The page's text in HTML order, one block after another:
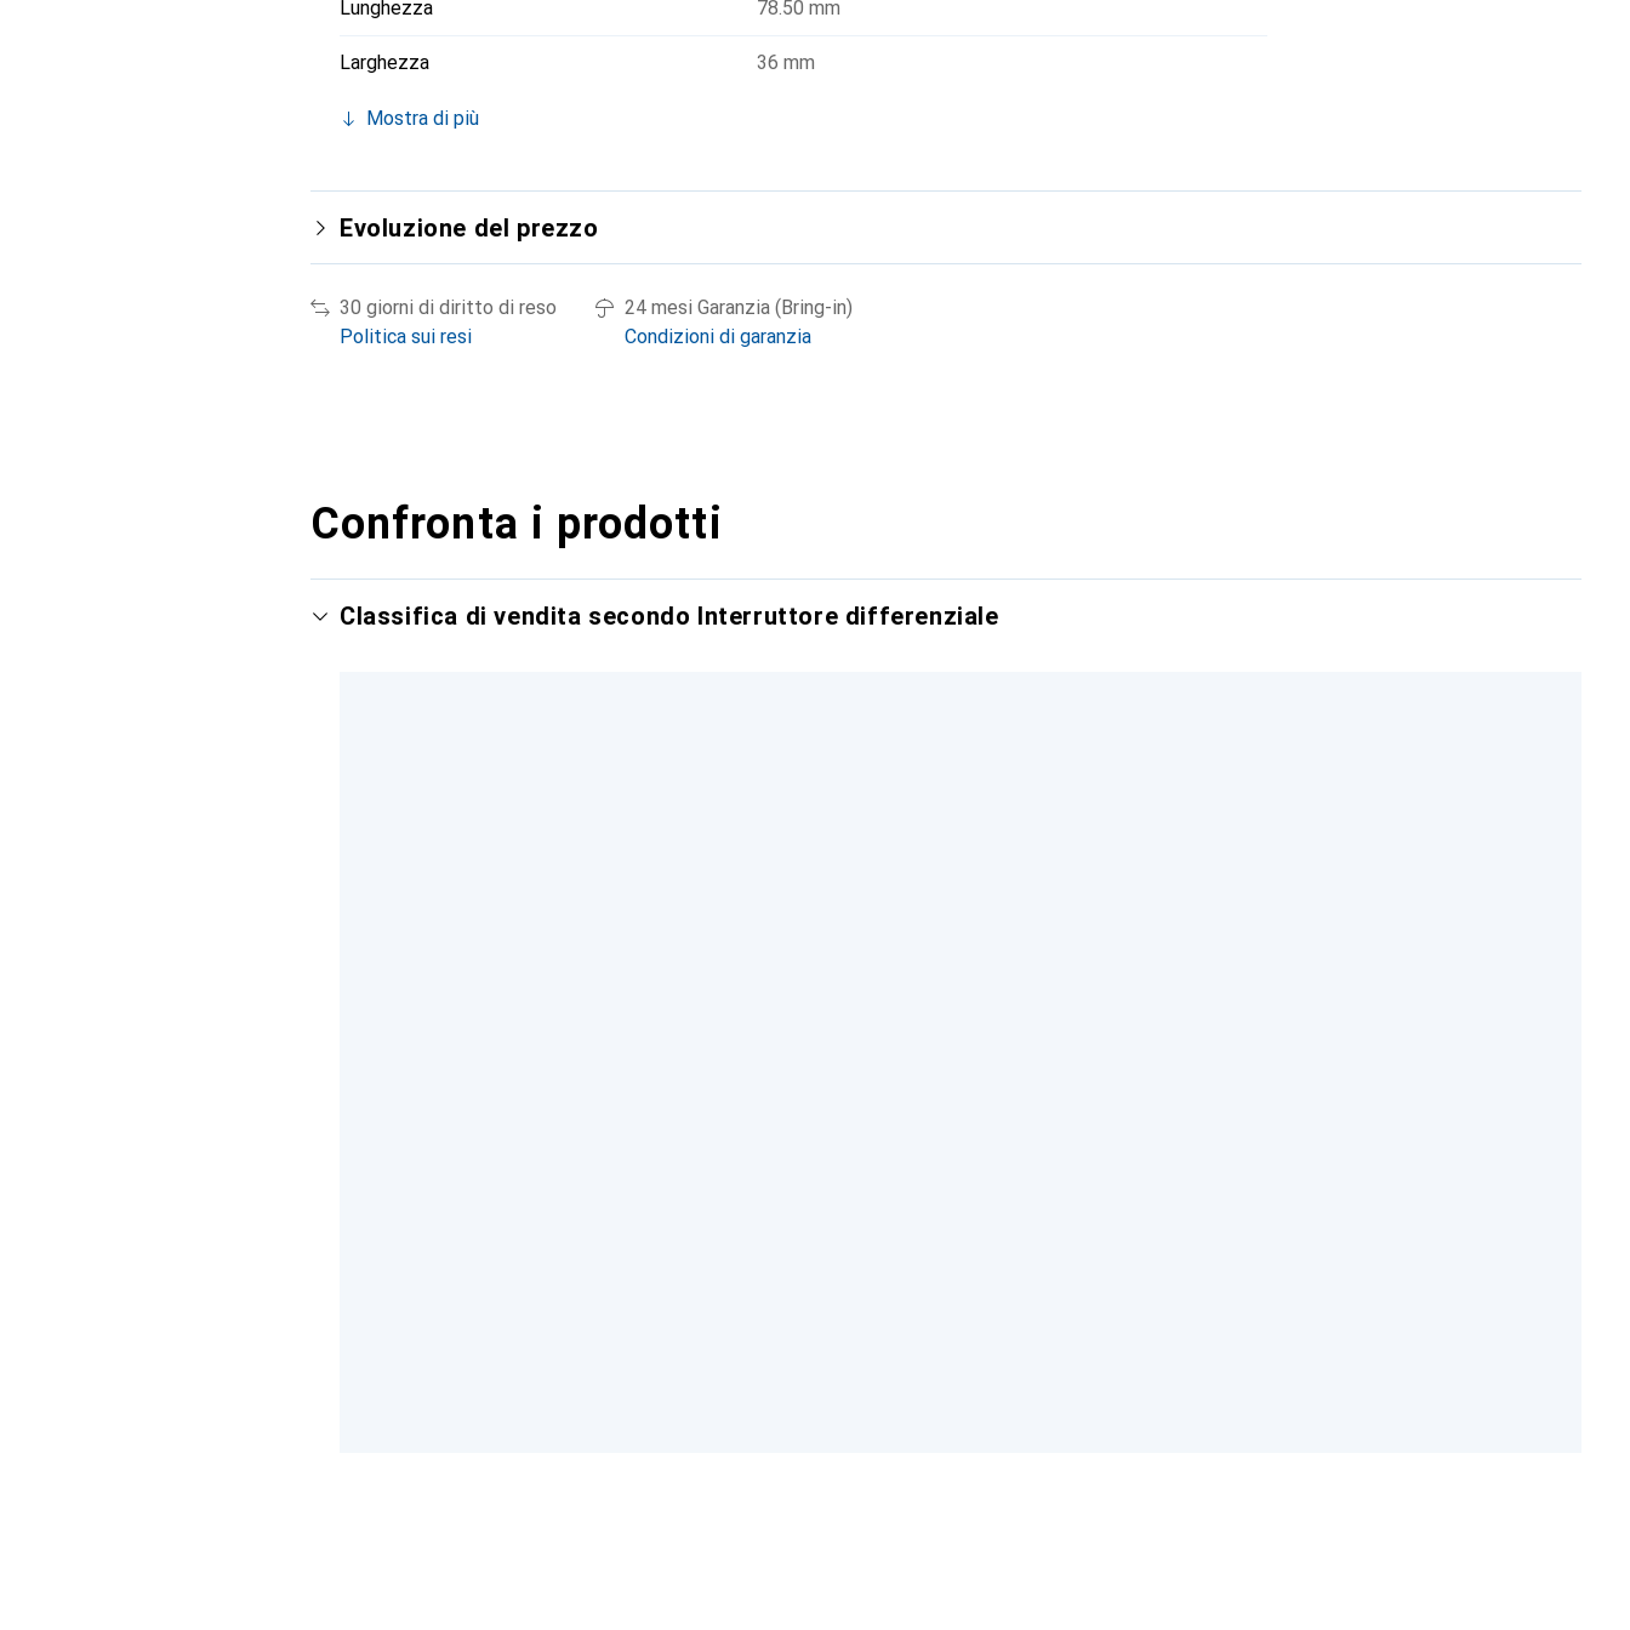
Lunghezza 78.50 mm
Larghezza 36 mm
Mostra di più
Evoluzione del prezzo
30 giorni di diritto di reso
Politica sui resi
24 mesi Garanzia (Bring-in)
Condizioni di garanzia
Confronta i prodotti
Classifica di vendita secondo Interruttore differenziale